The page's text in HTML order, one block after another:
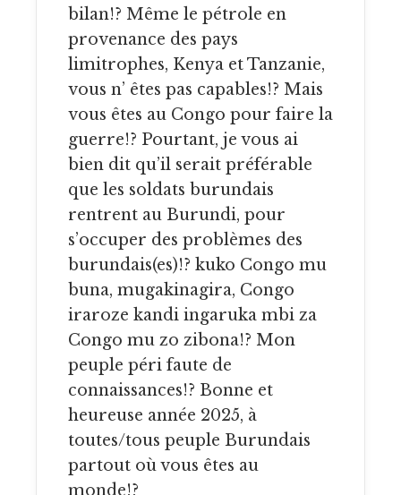
bilan!? Même le pétrole en
provenance des pays
limitrophes, Kenya et Tanzanie,
vous n’ êtes pas capables!? Mais
vous êtes au Congo pour faire la
guerre!? Pourtant, je vous ai
bien dit qu’il serait préférable
que les soldats burundais
rentrent au Burundi, pour
s’occuper des problèmes des
burundais(es)!? kuko Congo mu
buna, mugakinagira, Congo
iraroze kandi ingaruka mbi za
Congo mu zo zibona!? Mon
peuple péri faute de
connaissances!? Bonne et
heureuse année 2025, à
toutes/tous peuple Burundais
partout où vous êtes au
monde!?